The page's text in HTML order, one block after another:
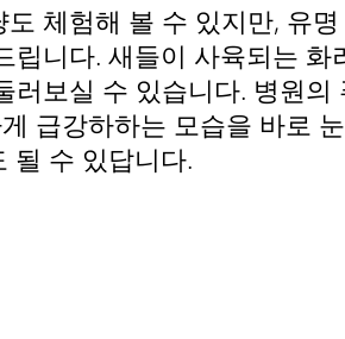
체험해 볼 수 있지만, 유
니다. 새들이 사육되는
보실 수 있습니다. 병원
급강하하는 모습을 바로
될 수 있답니다.